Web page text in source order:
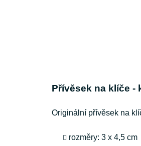
Přívěsek na klíče -
Originální přívěsek na
rozměry: 3 x 4,5 cm